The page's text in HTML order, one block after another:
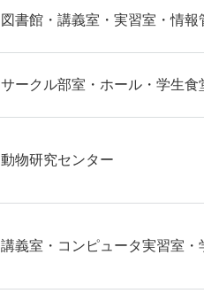
図書館・講義室・実習室・情報
サークル部室・ホール・学生食
動物研究センター
講義室・コンピュータ実習室・